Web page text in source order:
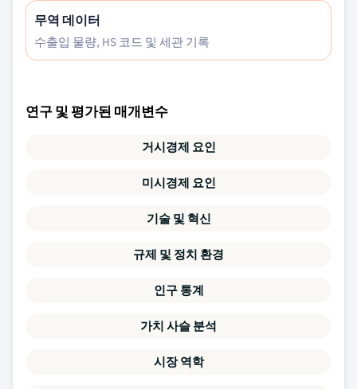
무역 데이터
수출입 물량, HS 코드 및 세관 기록
연구 및 평가된 매개변수
거시경제 요인
미시경제 요인
기술 및 혁신
규제 및 정치 환경
인구 통계
가치 사슬 분석
시장 역학